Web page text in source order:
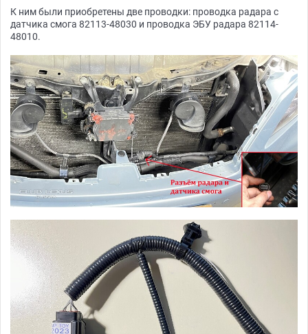
К ним были приобретены две проводки: проводка радара с
датчика смога 82113-48030 и проводка ЭБУ радара 82114-
48010.